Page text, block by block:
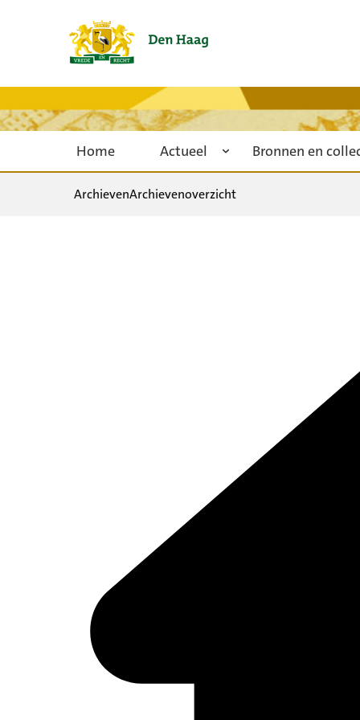
Home Actueel Bronnen en
ArchievenArchievenoverzicht